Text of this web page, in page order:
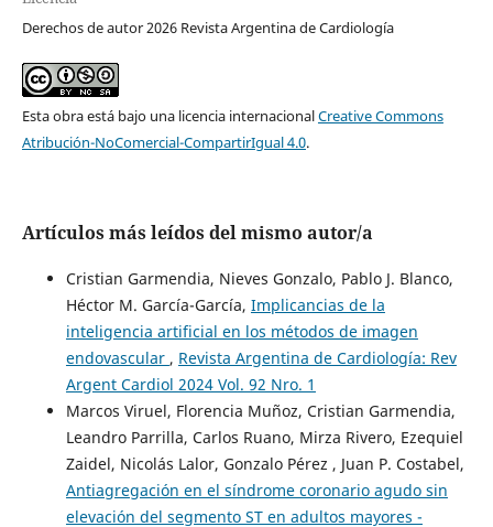
Derechos de autor 2026 Revista Argentina de Cardiología
Esta obra está bajo una licencia internacionalCreative Commons
Atribución-NoComercial-CompartirIgual 4.0.
Artículos más leídos del mismo autor/a
Cristian Garmendia, Nieves Gonzalo, Pablo J. Blanco,
Héctor M. García-García, Implicancias de la
inteligencia artificial en los métodos de imagen
endovascular , Revista Argentina de Cardiología: Rev
Argent Cardiol 2024 Vol. 92 Nro. 1
Marcos Viruel, Florencia Muñoz, Cristian Garmendia,
Leandro Parrilla, Carlos Ruano, Mirza Rivero, Ezequiel
Zaidel, Nicolás Lalor, Gonzalo Pérez , Juan P. Costabel,
Antiagregación en el síndrome coronario agudo sin
elevación del segmento ST en adultos mayores -